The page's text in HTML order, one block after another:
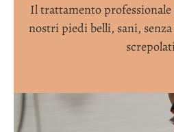
Il trattamento professionale
nostri piedi belli, sani,